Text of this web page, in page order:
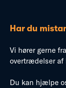
Har du
Vi hører gerne
overtrædelser af
Du kan hjælpe